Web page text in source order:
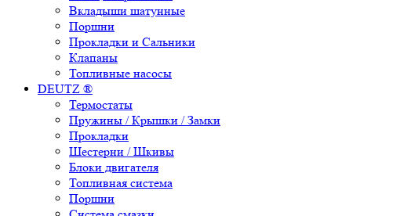
Вкладыши шатунные
Поршни
Прокладки и Сальники
Клапаны
Топливные насосы
DEUTZ ®
Термостаты
Пружины / Крышки / Замки
Прокладки
Шестерни / Шкивы
Блоки двигателя
Топливная система
Поршни